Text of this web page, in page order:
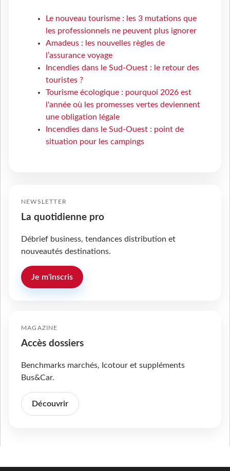
Le nouveau tourisme : les 3 mutations que
les professionnels ne peuvent plus ignorer
Amadeus : les nouvelles règles de
l’assurance voyage
Incendies dans le Sud-Ouest : le retour des
touristes ?
Tourisme écologique : pourquoi 2026 est
l'année où les promesses vertes deviennent
une obligation légale
Incendies dans le Sud-Ouest : point de
situation pour les campings
NEWSLETTER
La quotidienne pro
Débrief business, tendances distribution et
nouveautés destinations.
Je m'inscris
MAGAZINE
Accès dossiers
Benchmarks marchés, Icotour et suppléments
Bus&Car.
Découvrir